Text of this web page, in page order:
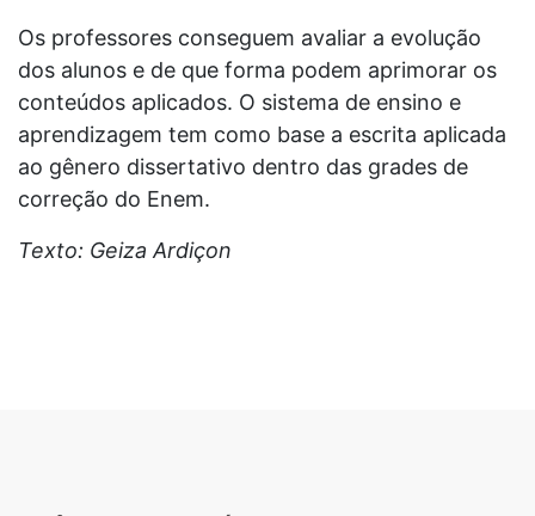
Os professores conseguem avaliar a evolução
dos alunos e de que forma podem aprimorar os
conteúdos aplicados. O sistema de ensino e
aprendizagem tem como base a escrita aplicada
ao gênero dissertativo dentro das grades de
correção do Enem.
Texto: Geiza Ardiçon